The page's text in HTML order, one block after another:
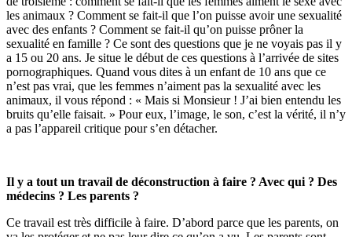
les animaux ? Comment se fait-il que l’on puisse avoir une sexualité
avec des enfants ? Comment se fait-il qu’on puisse prôner la
sexualité en famille ? Ce sont des questions que je ne voyais pas il y
a 15 ou 20 ans. Je situe le début de ces questions à l’arrivée de sites
pornographiques. Quand vous dites à un enfant de 10 ans que ce
n’est pas vrai, que les femmes n’aiment pas la sexualité avec les
animaux, il vous répond : « Mais si Monsieur ! J’ai bien entendu les
bruits qu’elle faisait. » Pour eux, l’image, le son, c’est la vérité, il n’y
a pas l’appareil critique pour s’en détacher.
Il y a tout un travail de déconstruction à faire ? Avec qui ? Des
médecins ? Les parents ?
Ce travail est très difficile à faire. D’abord parce que les parents, on